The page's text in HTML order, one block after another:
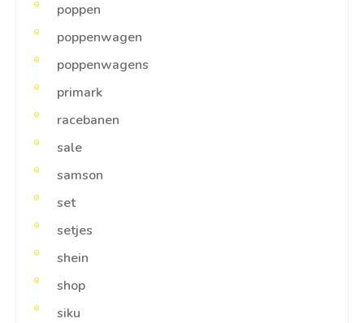
poppen
poppenwagen
poppenwagens
primark
racebanen
sale
samson
set
setjes
shein
shop
siku